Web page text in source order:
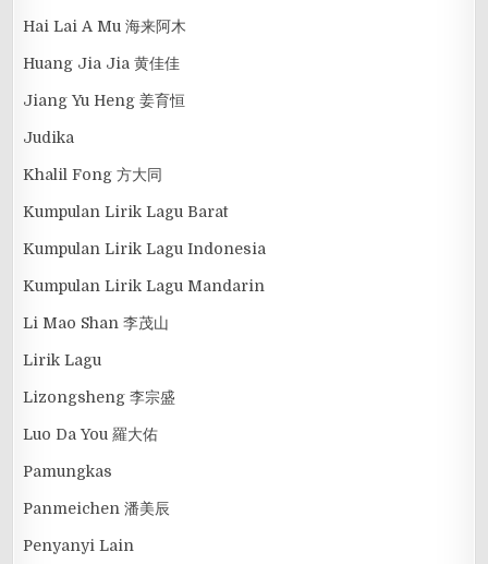
Hai Lai A Mu 海来阿木
Huang Jia Jia 黄佳佳
Jiang Yu Heng 姜育恒
Judika
Khalil Fong 方大同
Kumpulan Lirik Lagu Barat
Kumpulan Lirik Lagu Indonesia
Kumpulan Lirik Lagu Mandarin
Li Mao Shan 李茂山
Lirik Lagu
Lizongsheng 李宗盛
Luo Da You 羅大佑
Pamungkas
Panmeichen 潘美辰
Penyanyi Lain